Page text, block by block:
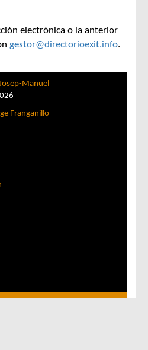
electrónica o la anterior
gestor@directorioexit.info.
Manuel
Franganillo